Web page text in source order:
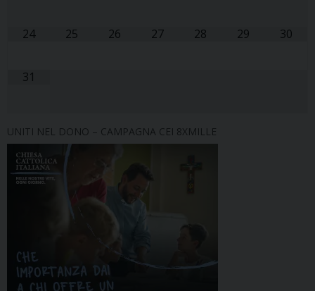
24 25 26 27 28 29 30
31
UNITI NEL DONO – CAMPAGNA CEI 8XMILLE